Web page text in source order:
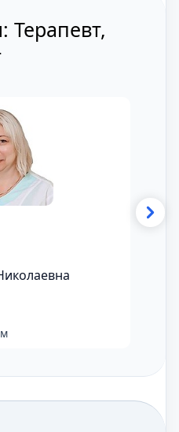
Терапевт,
6500